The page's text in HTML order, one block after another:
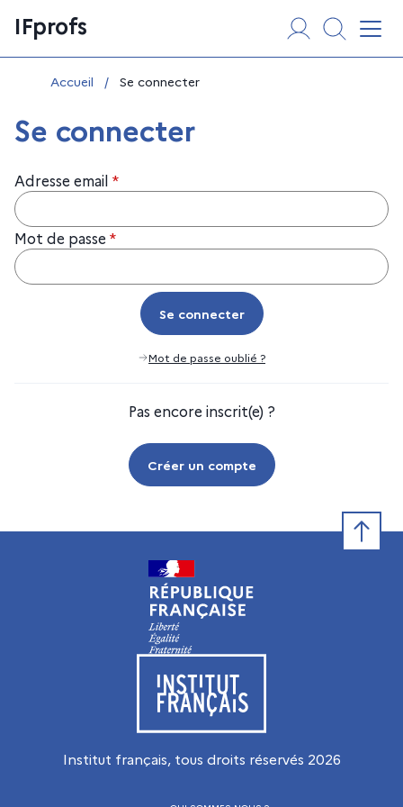
au
contenu
IFprofs
Vous êtes ici :
Accueil / Se connecter
Se connecter
Adresse email *
Mot de passe *
Se connecter
Se connecter
Mot de passe oublié ?
Pas encore inscrit(e) ?
Créer un compte
Visiter le site de l’Institut français
Institut français, tous droits réservés 2026